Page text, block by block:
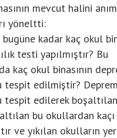
mevcut halini
yöneltti:
kadar kaç okul
testi yapılmıştır? Bu
kaç okul binasının
tespit edilmiştir?
tespit edilerek
bu okullardan kaçı
ve yıkılan okulların